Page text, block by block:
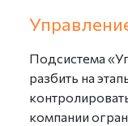
Подсистема
разбить на
компании